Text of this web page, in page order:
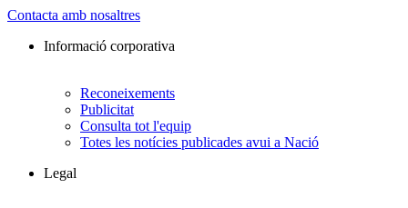
Contacta amb nosaltres
Informació corporativa
Reconeixements
Publicitat
Consulta tot l'equip
Totes les notícies publicades avui a Nació
Legal